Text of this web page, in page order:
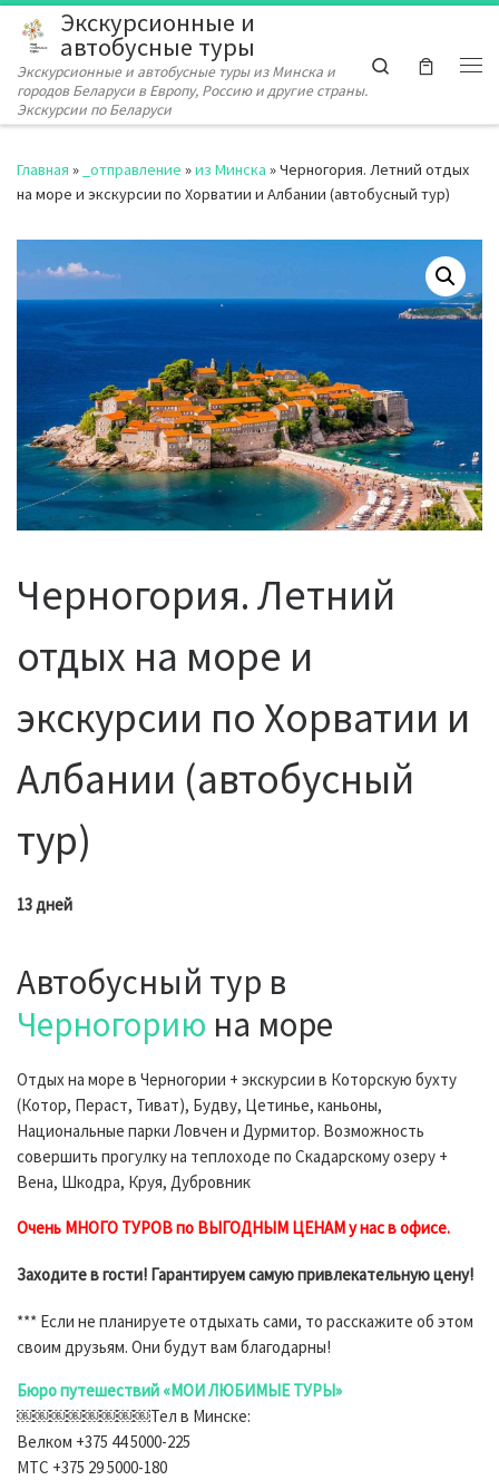
Перейти к содержимому
Экскурсионные и
автобусные туры
Экскурсионные и автобусные туры из Минска и
городов Беларуси в Европу, Россию и другие страны.
Экскурсии по Беларуси
Search
Главная » _отправление »из Минска »Черногория. Летний отдых
на море и экскурсии по Хорватии и Албании (автобусный тур)
Черногория. Летний
отдых на море и
экскурсии по Хорватии и
Албании (автобусный
тур)
13 дней
Автобусный тур в
Черногорию на море
Отдых на море в Черногории + экскурсии в Которскую бухту
(Котор, Пераст, Тиват), Будву, Цетинье, каньоны,
Национальные парки Ловчен и Дурмитор. Возможность
совершить прогулку на теплоходе по Скадарскому озеру +
Вена, Шкодра, Круя, Дубровник
Очень МНОГО ТУРОВ по ВЫГОДНЫМ ЦЕНАМ у нас в офисе.
Заходите в гости! Гарантируем самую привлекательную цену!
*** Если не планируете отдыхать сами, то расскажите об этом
своим друзьям. Они будут вам благодарны!
Бюро путешествий «МОИ ЛЮБИМЫЕ ТУРЫ»
￼￼￼￼￼￼￼￼Тел в Минске:
Велком +375 44 5000-225
МТС +375 29 5000-180